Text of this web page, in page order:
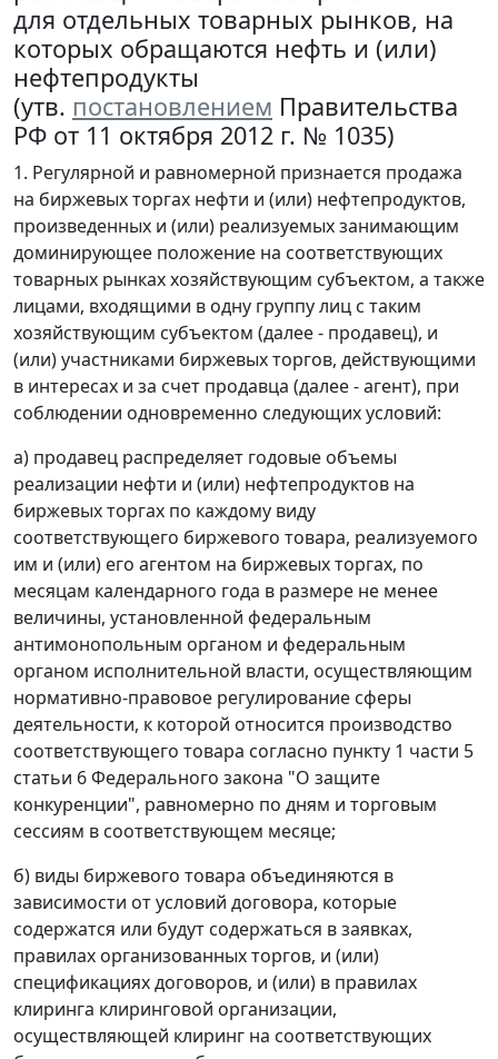
для отдельных товарных рынков, на
которых обращаются нефть и (или)
нефтепродукты
(утв. постановлением Правительства
РФ от 11 октября 2012 г. № 1035)
1. Регулярной и равномерной признается продажа
на биржевых торгах нефти и (или) нефтепродуктов,
произведенных и (или) реализуемых занимающим
доминирующее положение на соответствующих
товарных рынках хозяйствующим субъектом, а также
лицами, входящими в одну группу лиц с таким
хозяйствующим субъектом (далее - продавец), и
(или) участниками биржевых торгов, действующими
в интересах и за счет продавца (далее - агент), при
соблюдении одновременно следующих условий:
а) продавец распределяет годовые объемы
реализации нефти и (или) нефтепродуктов на
биржевых торгах по каждому виду
соответствующего биржевого товара, реализуемого
им и (или) его агентом на биржевых торгах, по
месяцам календарного года в размере не менее
величины, установленной федеральным
антимонопольным органом и федеральным
органом исполнительной власти, осуществляющим
нормативно-правовое регулирование сферы
деятельности, к которой относится производство
соответствующего товара согласно пункту 1 части 5
статьи 6 Федерального закона "О защите
конкуренции", равномерно по дням и торговым
сессиям в соответствующем месяце;
б) виды биржевого товара объединяются в
зависимости от условий договора, которые
содержатся или будут содержаться в заявках,
правилах организованных торгов, и (или)
спецификациях договоров, и (или) в правилах
клиринга клиринговой организации,
осуществляющей клиринг на соответствующих